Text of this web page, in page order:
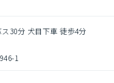
30分 犬目下車 徒歩4分
1